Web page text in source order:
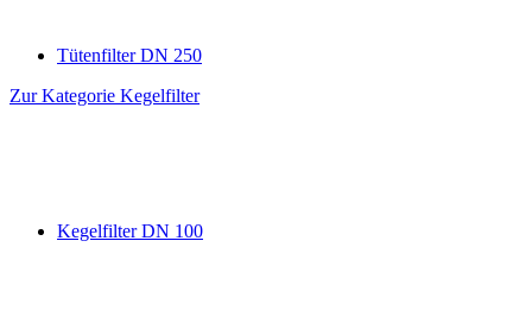
Tütenfilter DN 250
Zur Kategorie Kegelfilter
Kegelfilter DN 100